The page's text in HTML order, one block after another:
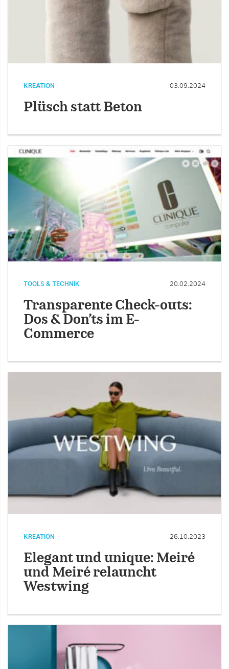
KREATION 03.09.2024
Plüsch statt Beton
TOOLS & TECHNIK 20.02.2024
Transparente Check-outs:
Dos & Don’ts im E-
Commerce
KREATION 26.10.2023
Elegant und unique: Meiré
und Meiré relauncht
Westwing